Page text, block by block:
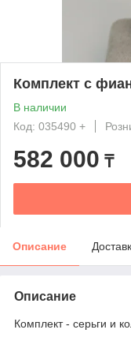
Комплект с
В наличии
Код: 035490 +
582 000 ₸
Описание
Описание
Комплект - серьги и